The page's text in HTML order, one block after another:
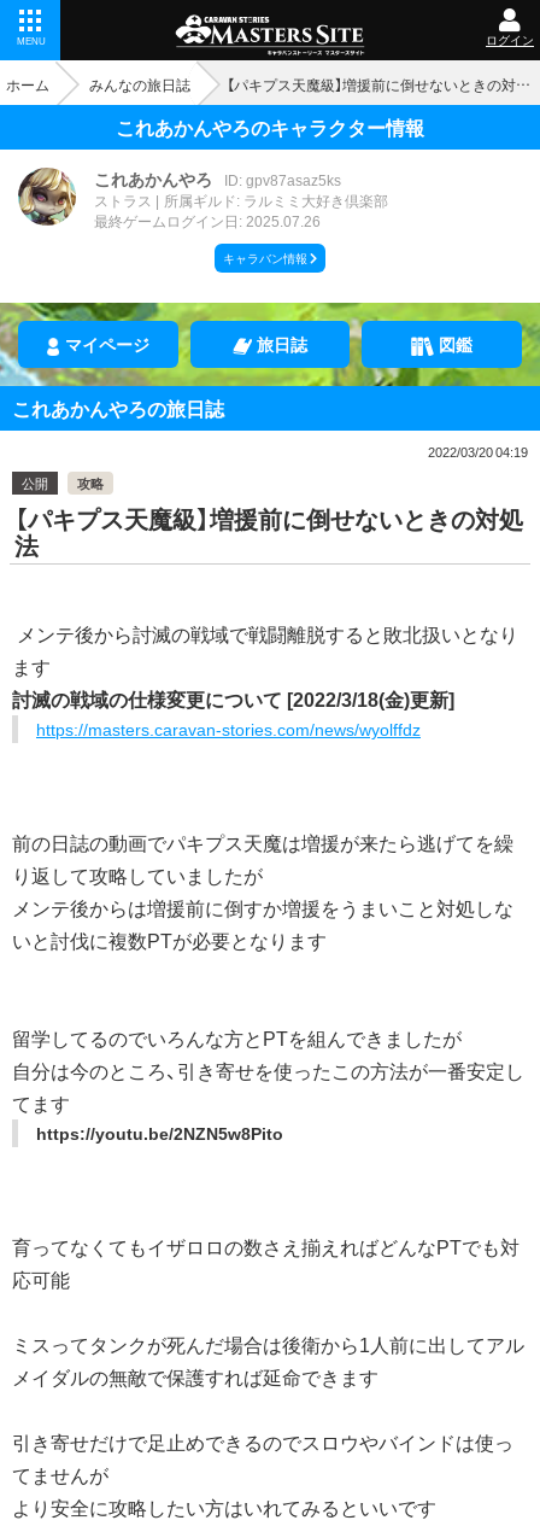
MENU ログイン
ホーム みんなの旅日誌 【パキプス天魔級】増援前に倒せないときの対処法
これあかんやろのキャラクター情報
これあかんやろ
ID: gpv87asaz5ks
ストラス
所属ギルド: ラルミミ大好き倶楽部
最終ゲームログイン日: 2025.07.26
キャラバン情報
マイページ 旅日誌 図鑑
これあかんやろの旅日誌
2022/03/20 04:19
公開
攻略
【パキプス天魔級】増援前に倒せないときの対処
法
メンテ後から討滅の戦域で戦闘離脱すると敗北扱いとなり
ます
討滅の戦域の仕様変更について [2022/3/18(金)更新]
https://masters.caravan-stories.com/news/wyolffdz
前の日誌の動画でパキプス天魔は増援が来たら逃げてを繰
り返して攻略していましたが
メンテ後からは増援前に倒すか増援をうまいこと対処しな
いと討伐に複数PTが必要となります
留学してるのでいろんな方とPTを組んできましたが
自分は今のところ、引き寄せを使ったこの方法が一番安定し
てます
https://youtu.be/2NZN5w8Pito
育ってなくてもイザロロの数さえ揃えればどんなPTでも対
応可能
ミスってタンクが死んだ場合は後衛から1人前に出してアル
メイダルの無敵で保護すれば延命できます
引き寄せだけで足止めできるのでスロウやバインドは使っ
てませんが
より安全に攻略したい方はいれてみるといいです